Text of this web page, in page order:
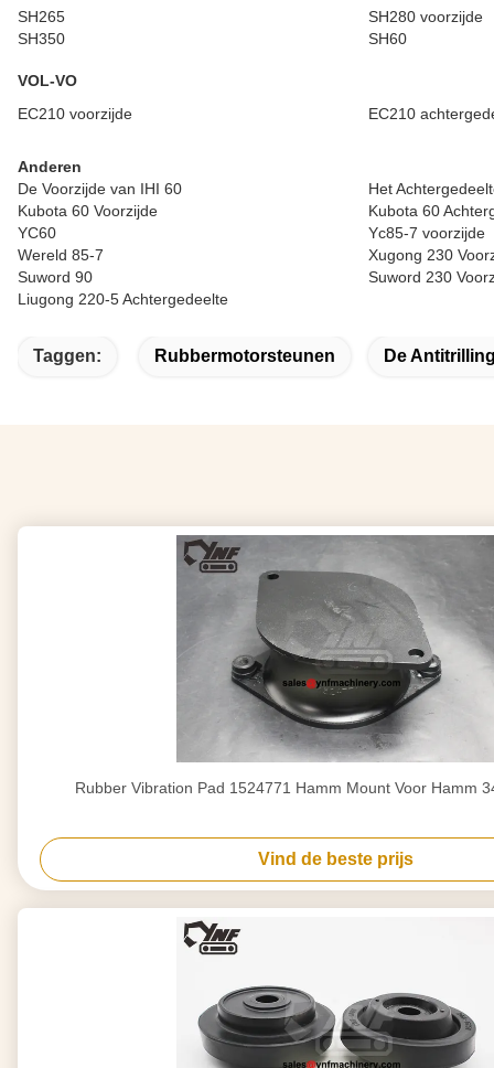
SH265
SH280 voorzijde
SH350
SH60
VOL-VO
EC210 voorzijde
EC210
Anderen
De Voorzijde van IHI 60
Het
Kubota 60 Voorzijde
Kubota 60
YC60
Yc85-7 voorzijde
Wereld 85-7
Xugong 230
Suword 90
Suword 230
Liugong 220-5 Achtergedeelte
Taggen: Rubbermotorsteunen De
Rubber Vibration Pad 1524771 Hamm Mount Voor Hamm
Vind de beste prijs